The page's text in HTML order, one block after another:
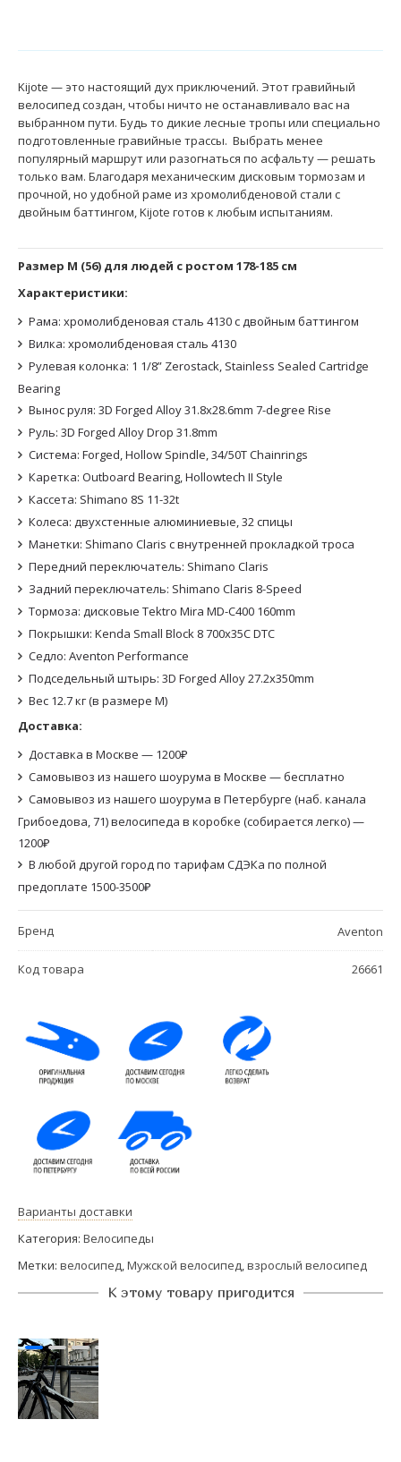
Kijote — это настоящий дух приключений. Этот гравийный
велосипед создан, чтобы ничто не останавливало вас на
выбранном пути. Будь то дикие лесные тропы или специально
подготовленные гравийные трассы. Выбрать менее
популярный маршрут или разогнаться по асфальту — решать
только вам. Благодаря механическим дисковым тормозам и
прочной, но удобной раме из хромолибденовой стали с
двойным баттингом, Kijote готов к любым испытаниям.
Размер M (56) для людей с ростом 178-185 см
Характеристики:
Рама: хромолибденовая сталь 4130 с двойным баттингом
Вилка: хромолибденовая сталь 4130
Рулевая колонка: 1 1/8” Zerostack, Stainless Sealed Cartridge
Bearing
Вынос руля: 3D Forged Alloy 31.8x28.6mm 7-degree Rise
Руль: 3D Forged Alloy Drop 31.8mm
Система: Forged, Hollow Spindle, 34/50T Chainrings
Каретка: Outboard Bearing, Hollowtech II Style
Кассета: Shimano 8S 11-32t
Колеса: двухстенные алюминиевые, 32 спицы
Манетки: Shimano Claris с внутренней прокладкой троса
Передний переключатель: Shimano Claris
Задний переключатель: Shimano Claris 8-Speed
Тормоза: дисковые Tektro Mira MD-C400 160mm
Покрышки: Kenda Small Block 8 700x35C DTC
Седло: Aventon Performance
Подседельный штырь: 3D Forged Alloy 27.2x350mm
Вес 12.7 кг (в размере M)
Доставка:
Доставка в Москве — 1200₽
Самовывоз из нашего шоурума в Москве — бесплатно
Самовывоз из нашего шоурума в Петербурге (наб. канала
Грибоедова, 71) велосипеда в коробке (собирается легко) —
1200₽
В любой другой город по тарифам СДЭКа по полной
предоплате 1500-3500₽
Бренд Aventon
Код товара 26661
Варианты доставки
Категория: Велосипеды
Метки: велосипед,Мужской велосипед,взрослый велосипед
К этому товару пригодится